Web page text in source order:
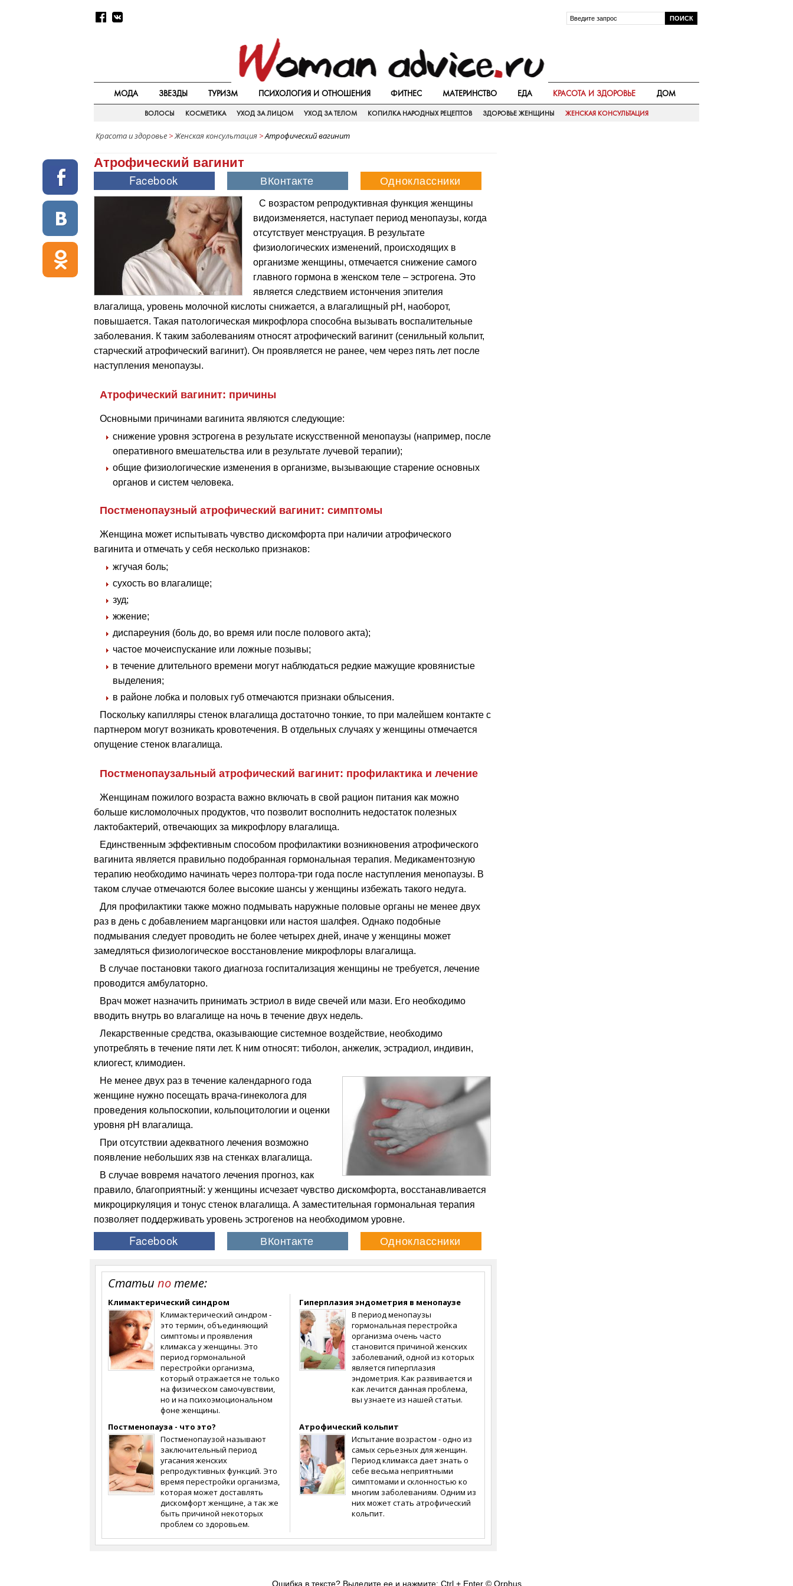
МОДА ЗВЕЗДЫ ТУРИЗМ ПСИХОЛОГИЯ И ОТНОШЕНИЯ ФИТНЕС МАТЕРИНСТВО ЕДА КРАСОТА И ЗДОРОВЬЕ ДОМ
ВОЛОСЫ КОСМЕТИКА УХОД ЗА ЛИЦОМ УХОД ЗА ТЕЛОМ КОПИЛКА НАРОДНЫХ РЕЦЕПТОВ ЗДОРОВЬЕ ЖЕНЩИНЫ ЖЕНСКАЯ КОНСУЛЬТАЦИЯ
Красота и здоровье >Женская консультация >Атрофический вагинит
Атрофический вагинит
С возрастом репродуктивная функция женщины
видоизменяется, наступает период менопаузы, когда
отсутствует менструация. В результате
физиологических изменений, происходящих в
организме женщины, отмечается снижение самого
главного гормона в женском теле – эстрогена. Это
является следствием истончения эпителия
влагалища, уровень молочной кислоты снижается, а влагалищный рН, наоборот,
повышается. Такая патологическая микрофлора способна вызывать воспалительные
заболевания. К таким заболеваниям относят атрофический вагинит (сенильный кольпит,
старческий атрофический вагинит). Он проявляется не ранее, чем через пять лет после
наступления менопаузы.
Атрофический вагинит: причины
Основными причинами вагинита являются следующие:
снижение уровня эстрогена в результате искусственной менопаузы (например, после
оперативного вмешательства или в результате лучевой терапии);
общие физиологические изменения в организме, вызывающие старение основных
органов и систем человека.
Постменопаузный атрофический вагинит: симптомы
Женщина может испытывать чувство дискомфорта при наличии атрофического
вагинита и отмечать у себя несколько признаков:
жгучая боль;
сухость во влагалище;
зуд;
жжение;
диспареуния (боль до, во время или после полового акта);
частое мочеиспускание или ложные позывы;
в течение длительного времени могут наблюдаться редкие мажущие кровянистые
выделения;
в районе лобка и половых губ отмечаются признаки облысения.
Поскольку капилляры стенок влагалища достаточно тонкие, то при малейшем контакте с
партнером могут возникать кровотечения. В отдельных случаях у женщины отмечается
опущение стенок влагалища.
Постменопаузальный атрофический вагинит: профилактика и лечение
Женщинам пожилого возраста важно включать в свой рацион питания как можно
больше кисломолочных продуктов, что позволит восполнить недостаток полезных
лактобактерий, отвечающих за микрофлору влагалища.
Единственным эффективным способом профилактики возникновения атрофического
вагинита является правильно подобранная гормональная терапия. Медикаментозную
терапию необходимо начинать через полтора-три года после наступления менопаузы. В
таком случае отмечаются более высокие шансы у женщины избежать такого недуга.
Для профилактики также можно подмывать наружные половые органы не менее двух
раз в день с добавлением марганцовки или настоя шалфея. Однако подобные
подмывания следует проводить не более четырех дней, иначе у женщины может
замедляться физиологическое восстановление микрофлоры влагалища.
В случае постановки такого диагноза госпитализация женщины не требуется, лечение
проводится амбулаторно.
Врач может назначить принимать эстриол в виде свечей или мази. Его необходимо
вводить внутрь во влагалище на ночь в течение двух недель.
Лекарственные средства, оказывающие системное воздействие, необходимо
употреблять в течение пяти лет. К ним относят: тиболон, анжелик, эстрадиол, индивин,
клиогест, климодиен.
Не менее двух раз в течение календарного года
женщине нужно посещать врача-гинеколога для
проведения кольпоскопии, кольпоцитологии и оценки
уровня рН влагалища.
При отсутствии адекватного лечения возможно
появление небольших язв на стенках влагалища.
В случае вовремя начатого лечения прогноз, как
правило, благоприятный: у женщины исчезает чувство дискомфорта, восстанавливается
микроциркуляция и тонус стенок влагалища. А заместительная гормональная терапия
позволяет поддерживать уровень эстрогенов на необходимом уровне.
Статьи потеме:
Климактерический синдром
Климактерический синдром -
это термин, объединяющий
симптомы и проявления
климакса у женщины. Это
период гормональной
перестройки организма,
который отражается не только
на физическом самочувствии,
но и на психоэмоциональном
фоне женщины.
Гиперплазия эндометрия в менопаузе
В период менопаузы
гормональная перестройка
организма очень часто
становится причиной женских
заболеваний, одной из которых
является гиперплазия
эндометрия. Как развивается и
как лечится данная проблема,
вы узнаете из нашей статьи.
Постменопауза - что это?
Постменопаузой называют
заключительный период
угасания женских
репродуктивных функций. Это
время перестройки организма,
которая может доставлять
дискомфорт женщине, а так же
быть причиной некоторых
проблем со здоровьем.
Атрофический кольпит
Испытание возрастом - одно из
самых серьезных для женщин.
Период климакса дает знать о
себе весьма неприятными
симптомами и склонностью ко
многим заболеваниям. Одним из
них может стать атрофический
кольпит.
Ошибка в тексте? Выделите ее и нажмите: Ctrl + Enter © Orphus